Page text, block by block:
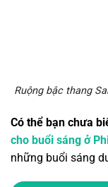
Ruộng bậc thang
Có thể bạn chưa
cho buổi sáng ở
những buổi sáng